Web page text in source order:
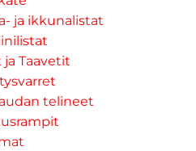
ja ikkunalistat
ja Taavetit
telineet